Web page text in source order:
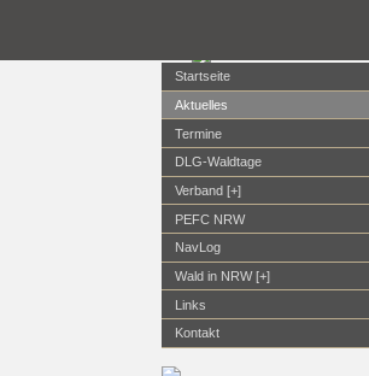
Startseite
Aktuelles
Termine
DLG-Waldtage
Verband [+]
PEFC NRW
NavLog
Wald in NRW [+]
Links
Kontakt